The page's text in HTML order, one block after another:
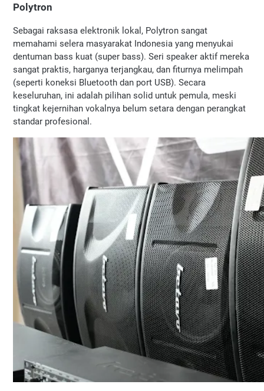
Polytron
Sebagai raksasa elektronik lokal, Polytron sangat
memahami selera masyarakat Indonesia yang menyukai
dentuman bass kuat (super bass). Seri speaker aktif mereka
sangat praktis, harganya terjangkau, dan fiturnya melimpah
(seperti koneksi Bluetooth dan port USB). Secara
keseluruhan, ini adalah pilihan solid untuk pemula, meski
tingkat kejernihan vokalnya belum setara dengan perangkat
standar profesional.